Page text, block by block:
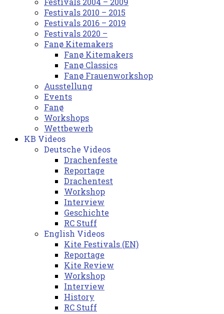
Festivals 2010 – 2015
Festivals 2016 – 2019
Festivals 2020 –
Fanø Kitemakers
Fanø Kitemakers
Fanø Classics
Fanø Frauenworkshop
Ausstellung
Events
Fanø
Workshops
Wettbewerb
KB Videos
Deutsche Videos
Drachenfeste
Reportage
Drachentest
Workshop
Interview
Geschichte
RC Stuff
English Videos
Kite Festivals (EN)
Reportage
Kite Review
Workshop
Interview
History
RC Stuff